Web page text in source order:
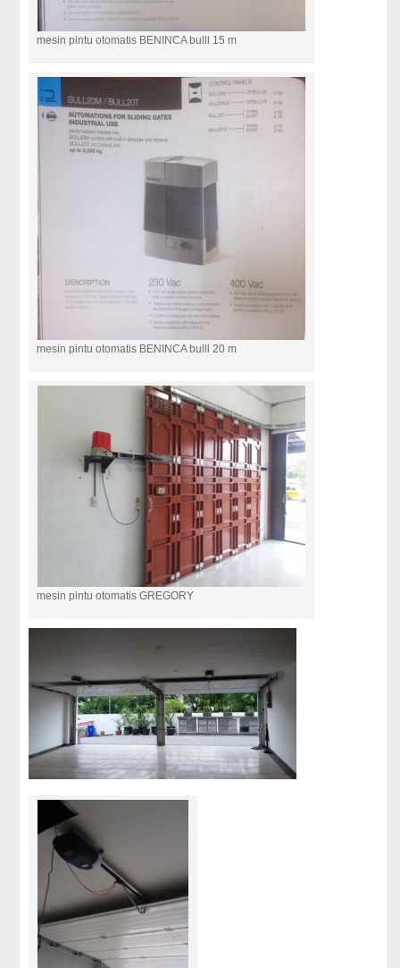
mesin pintu otomatis BENINCA bulll 15 m
mesin pintu otomatis BENINCA bulll 20 m
mesin pintu otomatis GREGORY